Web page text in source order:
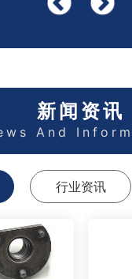
新闻资讯
And
行业资讯